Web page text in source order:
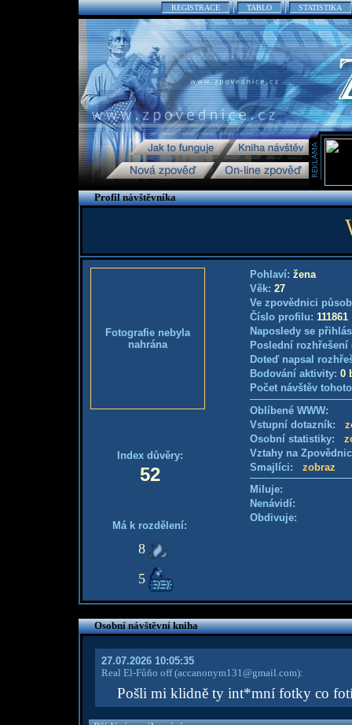
REGISTRACE TABLO STATISTIKA
Profil návštěvníka
Fotografie nebyla
nahrána
Index důvěry:
52
Má k rozdělení:
8
5
Pohlaví: žena
Věk: 27
Ve zpovědnici
Číslo profilu: 111861
Naposledy se
Poslední
Doteď napsal
Bodování aktivity: 0
Počet návštěv
Oblíbené WWW:
Vstupní dotazník:
Osobní statistiky:
Vztahy na
Smajlíci: zobraz
Miluje:
Nenávidí:
Obdivuje:
Osobní návštěvní kniha
27.07.2026 10:05:35
Real El-Fůňo off(accanonym131@gmail.com):
Pošli mi klidně ty int*mní fotky co